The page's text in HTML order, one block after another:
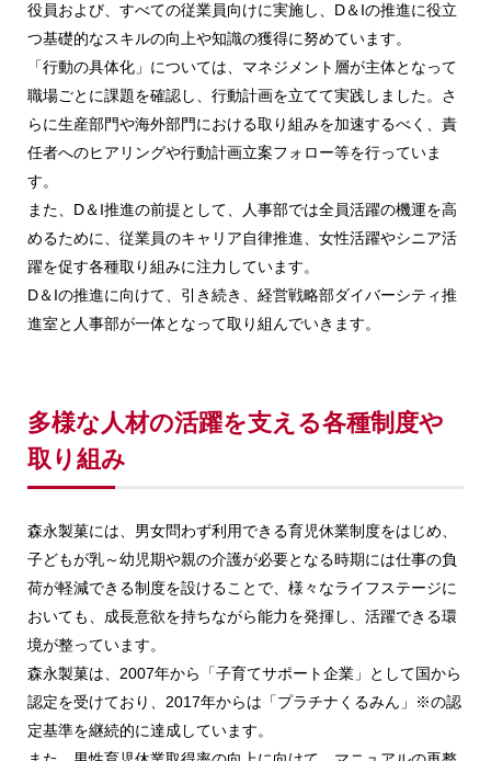
役員および、すべての従業員向けに実施し、D＆Iの推進に役立
つ基礎的なスキルの向上や知識の獲得に努めています。
「行動の具体化」については、マネジメント層が主体となって
職場ごとに課題を確認し、行動計画を立てて実践しました。さ
らに生産部門や海外部門における取り組みを加速するべく、責
任者へのヒアリングや行動計画立案フォロー等を行っていま
す。
また、D＆I推進の前提として、人事部では全員活躍の機運を高
めるために、従業員のキャリア自律推進、女性活躍やシニア活
躍を促す各種取り組みに注力しています。
D＆Iの推進に向けて、引き続き、経営戦略部ダイバーシティ推
進室と人事部が一体となって取り組んでいきます。
多様な人材の活躍を支える各種制度や
取り組み
森永製菓には、男女問わず利用できる育児休業制度をはじめ、
子どもが乳～幼児期や親の介護が必要となる時期には仕事の負
荷が軽減できる制度を設けることで、様々なライフステージに
おいても、成長意欲を持ちながら能力を発揮し、活躍できる環
境が整っています。
森永製菓は、2007年から「子育てサポート企業」として国から
認定を受けており、2017年からは「プラチナくるみん」※の認
定基準を継続的に達成しています。